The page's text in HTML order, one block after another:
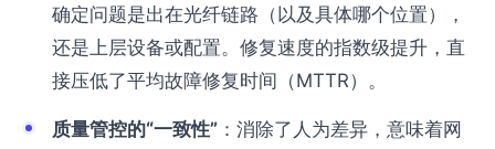
确定问题是出在光纤链路（以及具体哪个位置），
还是上层设备或配置。修复速度的指数级提升，直
接压低了平均故障修复时间（MTTR）。
质量管控的“一致性” ：消除了人为差异，意味着网